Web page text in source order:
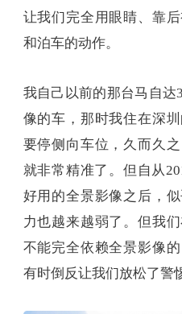
让我们完全用眼睛、靠
和泊车的动作。
我自己以前的那台马自
像的车，那时我住在深
要停侧向车位，久而久
就非常精准了。但自从
好用的全景影像之后，
力也越来越弱了。但我
不能完全依赖全景影像
有时倒反让我们放松了警